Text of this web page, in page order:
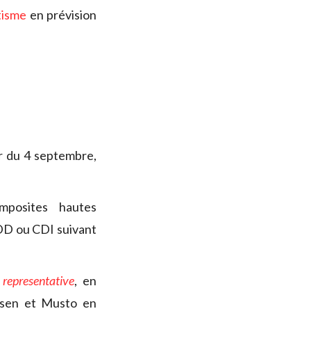
en prévision
du 4 septembre,
hautes
ou CDI suivant
, en
et Musto en